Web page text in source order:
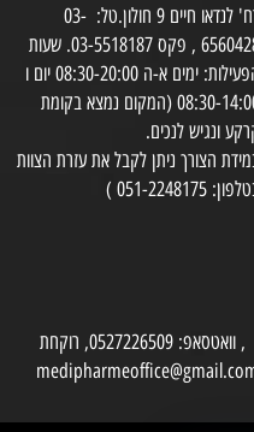
רח' לנדאו חיים 9 חולון.טל: 03-
6560428 , פקס 03-5518187. שעות
הפעילות: ימים א-ה 08:30-20:00 יום ו
08:30-14:00 (המקום נמצא בקומת
ונגיש לנכים.
הצורך ניתן לקבל את עזרת הצוות
051-2248175 )
לייעוץ עם רוקח נא לחייג למס' 03-6560428 , וואטסאפ: 0527226509, רוקחת